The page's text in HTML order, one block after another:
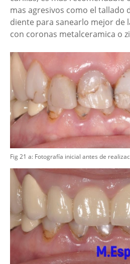
mas agresivos como el tallado
diente para sanearlo mejor de
con coronas metalceramica o
Fig 21 a: Fotografía inicial antes de